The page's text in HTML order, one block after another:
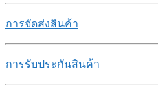
การจัดส่งสินค้า
การรับประกันสินค้า